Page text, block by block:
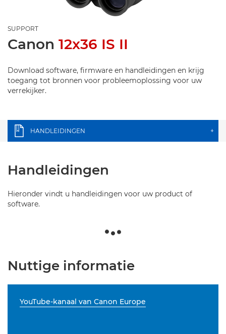
SUPPORT
Canon 12x36 IS II
Download software, firmware en handleidingen en krijg
toegang tot bronnen voor probleemoplossing voor uw
verrekijker.
HANDLEIDINGEN +
Handleidingen
Hieronder vindt u handleidingen voor uw product of
software.
Nuttige informatie
YouTube-kanaal van Canon Europe